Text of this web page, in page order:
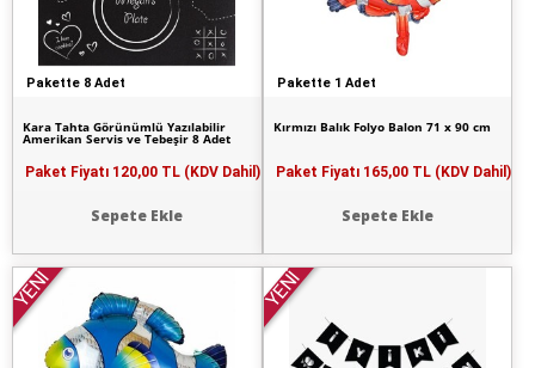
Pakette 8 Adet
Kara Tahta Görünümlü Yazılabilir
Amerikan Servis ve Tebeşir 8 Adet
Paket Fiyatı 120,00 TL (KDV Dahil)
Sepete Ekle
Pakette 1 Adet
Kırmızı Balık Folyo Balon 71 x 90 cm
Paket Fiyatı 165,00 TL (KDV Dahil)
Sepete Ekle
YENİ YENİ